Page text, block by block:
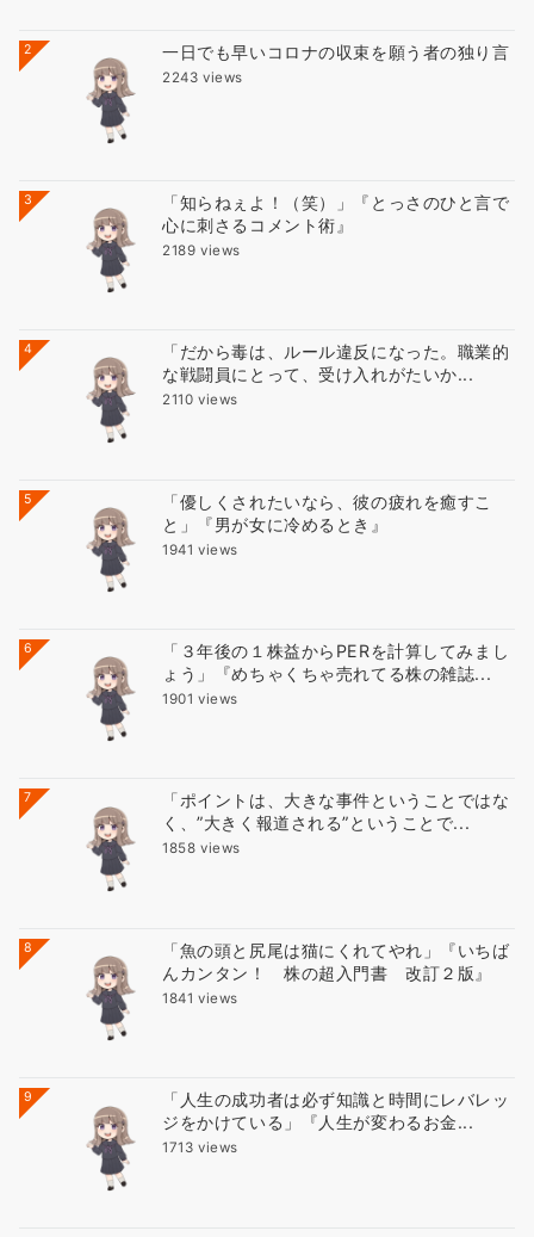
2 一日でも早いコロナの収束を願う者の独り言
2243 views
3
「知らねぇよ！（笑）」『とっさのひと言で
心に刺さるコメント術』
2189 views
4
「だから毒は、ルール違反になった。職業的
な戦闘員にとって、受け入れがたいか...
2110 views
5
「優しくされたいなら、彼の疲れを癒すこ
と」『男が女に冷めるとき』
1941 views
6
「３年後の１株益からPERを計算してみまし
ょう」『めちゃくちゃ売れてる株の雑誌...
1901 views
7
「ポイントは、大きな事件ということではな
く、”大きく報道される”ということで...
1858 views
8
「魚の頭と尻尾は猫にくれてやれ」『いちば
んカンタン！ 株の超入門書 改訂２版』
1841 views
9
「人生の成功者は必ず知識と時間にレバレッ
ジをかけている」『人生が変わるお金...
1713 views